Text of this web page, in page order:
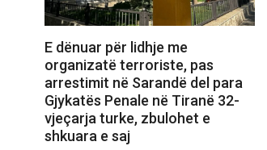
E dënuar për lidhje me
organizatë terroriste, pas
arrestimit në Sarandë del para
Gjykatës Penale në Tiranë 32-
vjeçarja turke, zbulohet e
shkuara e saj